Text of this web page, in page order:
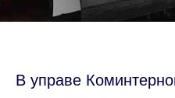
В управе